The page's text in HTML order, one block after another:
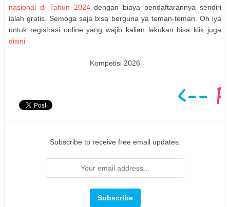
nasional di Tahun 2024dengan biaya pendaftarannya sendiri
ialah gratis. Semoga saja bisa berguna ya teman-teman. Oh iya
untuk registrasi online yang wajib kalian lakukan bisa klik juga
disini
Kompetisi 2026
Subscribe to receive free email updates: